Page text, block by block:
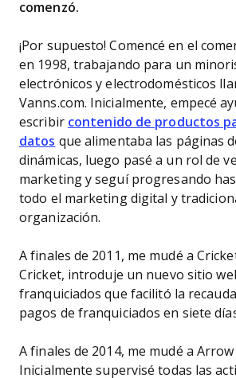
comenzó.
¡Por supuesto! Comencé en el
en 1998, trabajando para un
electrónicos y electrodomésticos
Vanns.com. Inicialmente, empecé
escribir contenido de productos
datos que alimentaba las páginas
dinámicas, luego pasé a un rol de
marketing y seguí progresando
todo el marketing digital y
organización.
A finales de 2011, me mudé a
Cricket, introduje un nuevo sitio
franquiciados que facilitó la
pagos de franquiciados en siete
A finales de 2014, me mudé a
Inicialmente supervisé todas las